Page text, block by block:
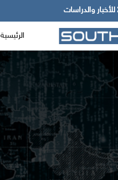
الرئيسية